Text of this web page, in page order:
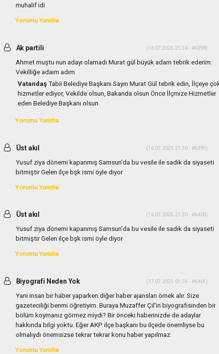
muhalif idi
Yorumu Yanıtla
Ak partili (16.07.2025 21:24 - #6398)
Ahmet muştu nun adayı olamadı Murat gül büyük adam tebrik ederim.
Vekilliğe adaım adım
VatandaşTabii Belediye Başkanı Sayın Murat Gül tebrik edin, İlçeye
hizmetler ediyor, Vekilde olsun, Bakanda olsun Önce İlçmize Hizmetler
eden Belediye Başkanı olsun.
Yorumu Yanıtla
Üst akıl (16.07.2025 21:30 - #6399)
Yusuf ziya dönemi kapanmış Samsun’da bu vesile ile sadık da siyaseti
bitmiştir Gelen ilçe bşk ismi öyle diyor
Yorumu Yanıtla
Üst akıl (16.07.2025 21:30 - #6400)
Yusuf ziya dönemi kapanmış Samsun’da bu vesile ile sadık da siyaseti
bitmiştir Gelen ilçe bşk ismi öyle diyor
Yorumu Yanıtla
Biyografi Neden Yok (17.07.2025 01:36 - #6401)
Yani insan bir haber yaparken diğer haber ajansları örnek alır. Size
gazeteciliği benmi öğretiyim. Buraya Muzaffer Çil'in biyografisinden bir
bölüm koymanız görmez miydi? Bir önceki haberinizde de adaylar
hakkında bilgi yoktu. Eğer AKP ilçe başkanı bu ilçede önemliyse bu
olmalıydı önemsizse tekrar tekrar konu haber yapılmaz.
Yorumu Yanıtla